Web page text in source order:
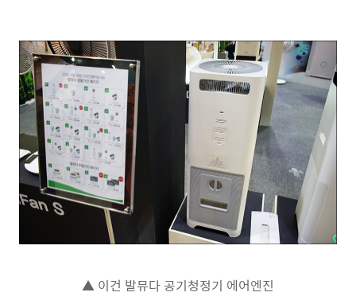
▲ 이건 발뮤다 공기청정기 에어엔진